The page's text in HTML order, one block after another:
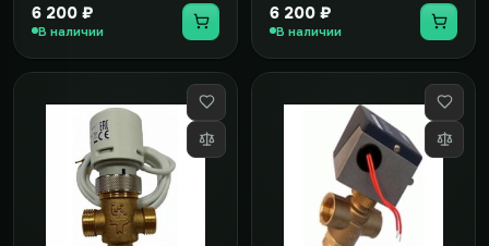
6 200 ₽
В наличии
6 200 ₽
В наличии